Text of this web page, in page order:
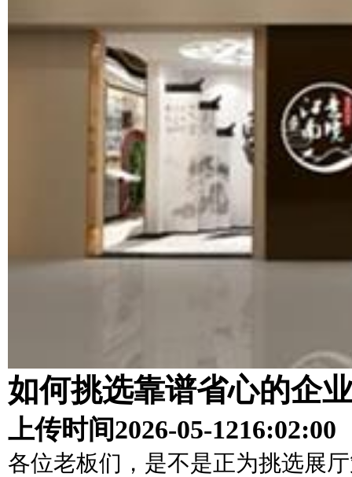
如何挑选靠谱省心的企
上传时间2026-05-1216:02:00
各位老板们，是不是正为挑选展